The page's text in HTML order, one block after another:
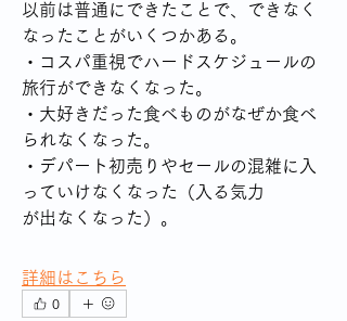
以前は普通にできたことで、できなく
なったことがいくつかある。
・コスパ重視でハードスケジュールの
旅行ができなくなった。
・大好きだった食べものがなぜか食べ
られなくなった。
・デパート初売りやセールの混雑に入
っていけなくなった（入る気力
が出なくなった）。
詳細はこちら
0